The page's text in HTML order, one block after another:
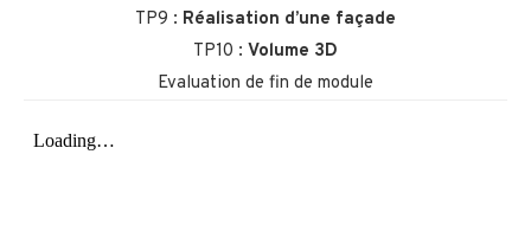
TP9 : Réalisation d’une façade
TP10 : Volume 3D
Evaluation de fin de module